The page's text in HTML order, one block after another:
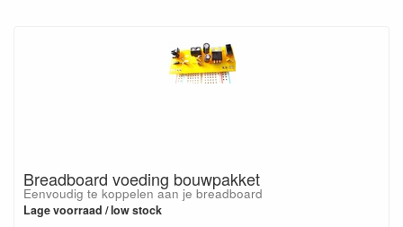
Breadboard voeding bouwpakket
Eenvoudig te koppelen aan je breadboard
Lage voorraad / low stock